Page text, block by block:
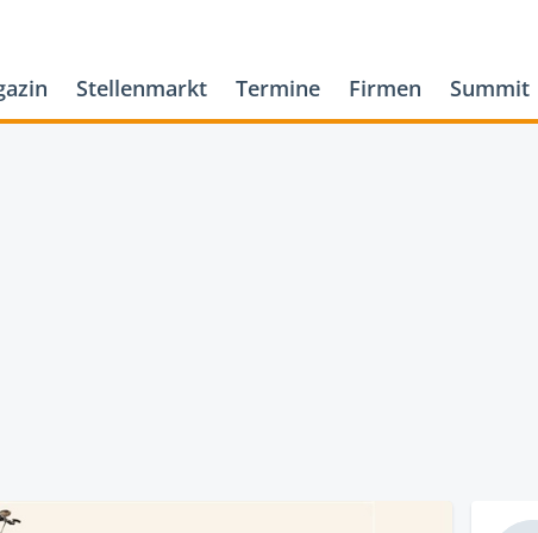
Stellenmarkt Termine Firmen Summit